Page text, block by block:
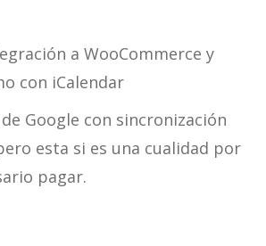
a WooCommerce y
con iCalendar
Google con sincronización
esta si es una cualidad por
pagar.